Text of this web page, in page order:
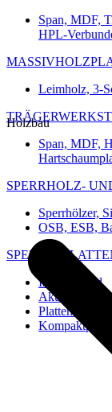
Span, MDF,
HPL-
Leimholz, 3-
Span, MDF,
SPERRHOLZ-
Sperrhölzer,
OSB, ESB,
SPEZIAL-
Imi-Verbund
Akustik-
Platten und
Kompaktplatten
Holzbau